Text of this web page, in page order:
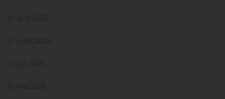
août 2025
juillet 2025
juin 2025
mai 2025